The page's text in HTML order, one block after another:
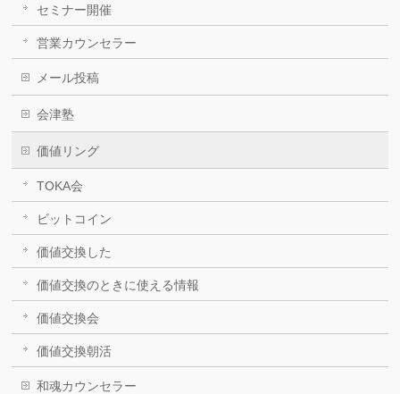
セミナー開催
営業カウンセラー
メール投稿
会津塾
価値リング
TOKA会
ビットコイン
価値交換した
価値交換のときに使える情報
価値交換会
価値交換朝活
和魂カウンセラー